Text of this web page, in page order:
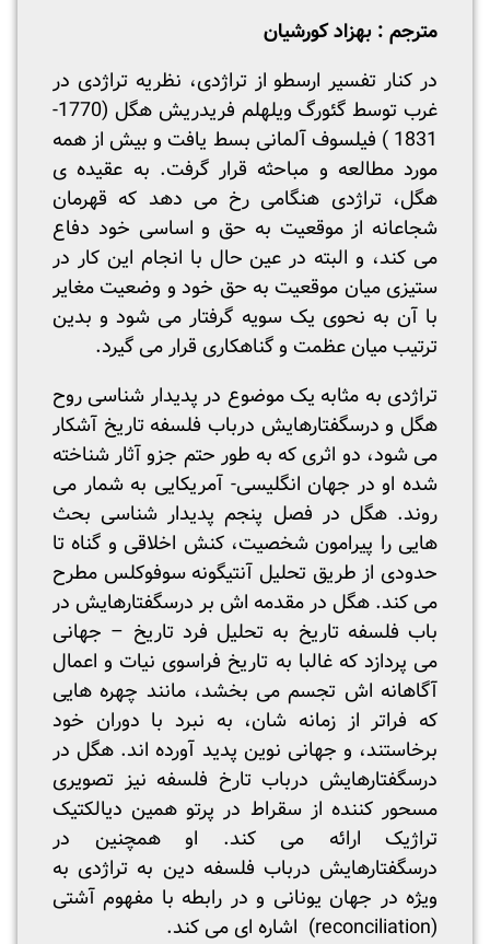
مترجم : بهزاد کورشیان
در کنار تفسیر ارسطو از تراژدی، نظریه تراژدی در
غرب توسط گئورگ ویلهلم فریدریش هگل (1770-
1831 ) فیلسوف آلمانی بسط یافت و بیش از همه
مورد مطالعه و مباحثه قرار گرفت. به عقیده ی
هگل، تراژدی هنگامی رخ می دهد که قهرمان
شجاعانه از موقعیت به حق و اساسی خود دفاع
می کند، و البته در عین حال با انجام این کار در
ستیزی میان موقعیت به حق خود و وضعیت مغایر
با آن به نحوی یک سویه گرفتار می شود و بدین
ترتیب میان عظمت و گناهکاری قرار می گیرد.
تراژدی به مثابه یک موضوع در پدیدار شناسی روح
هگل و درسگفتارهایش درباب فلسفه تاریخ آشکار
می شود، دو اثری که به طور حتم جزو آثار شناخته
شده او در جهان انگلیسی- آمریکایی به شمار می
روند. هگل در فصل پنجم پدیدار شناسی بحث
هایی را پیرامون شخصیت، کنش اخلاقی و گناه تا
حدودی از طریق تحلیل آنتیگونه سوفوکلس مطرح
می کند. هگل در مقدمه اش بر درسگفتارهایش در
باب فلسفه تاریخ به تحلیل فرد تاریخ – جهانی
می پردازد که غالبا به تاریخ فراسوی نیات و اعمال
آگاهانه اش تجسم می بخشد، مانند چهره هایی
که فراتر از زمانه شان، به نبرد با دوران خود
برخاستند، و جهانی نوین پدید آورده اند. هگل در
درسگفتارهایش درباب تارخ فلسفه نیز تصویری
مسحور کننده از سقراط در پرتو همین دیالکتیک
تراژیک ارائه می کند. او همچنین در
درسگفتارهایش درباب فلسفه دین به تراژدی به
ویژه در جهان یونانی و در رابطه با مفهوم آشتی
(reconciliation) اشاره ای می کند.